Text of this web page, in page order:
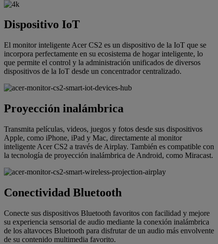
Dispositivo IoT
El monitor inteligente Acer CS2 es un dispositivo de la IoT que se
incorpora perfectamente en su ecosistema de hogar inteligente, lo
que permite el control y la administración unificados de diversos
dispositivos de la IoT desde un concentrador centralizado.
Proyección inalámbrica
Transmita películas, videos, juegos y fotos desde sus dispositivos
Apple, como iPhone, iPad y Mac, directamente al monitor
inteligente Acer CS2 a través de Airplay. También es compatible con
la tecnología de proyección inalámbrica de Android, como Miracast.
Conectividad Bluetooth
Conecte sus dispositivos Bluetooth favoritos con facilidad y mejore
su experiencia sensorial de audio mediante la conexión inalámbrica
de los altavoces Bluetooth para disfrutar de un audio más envolvente
de su contenido multimedia favorito.